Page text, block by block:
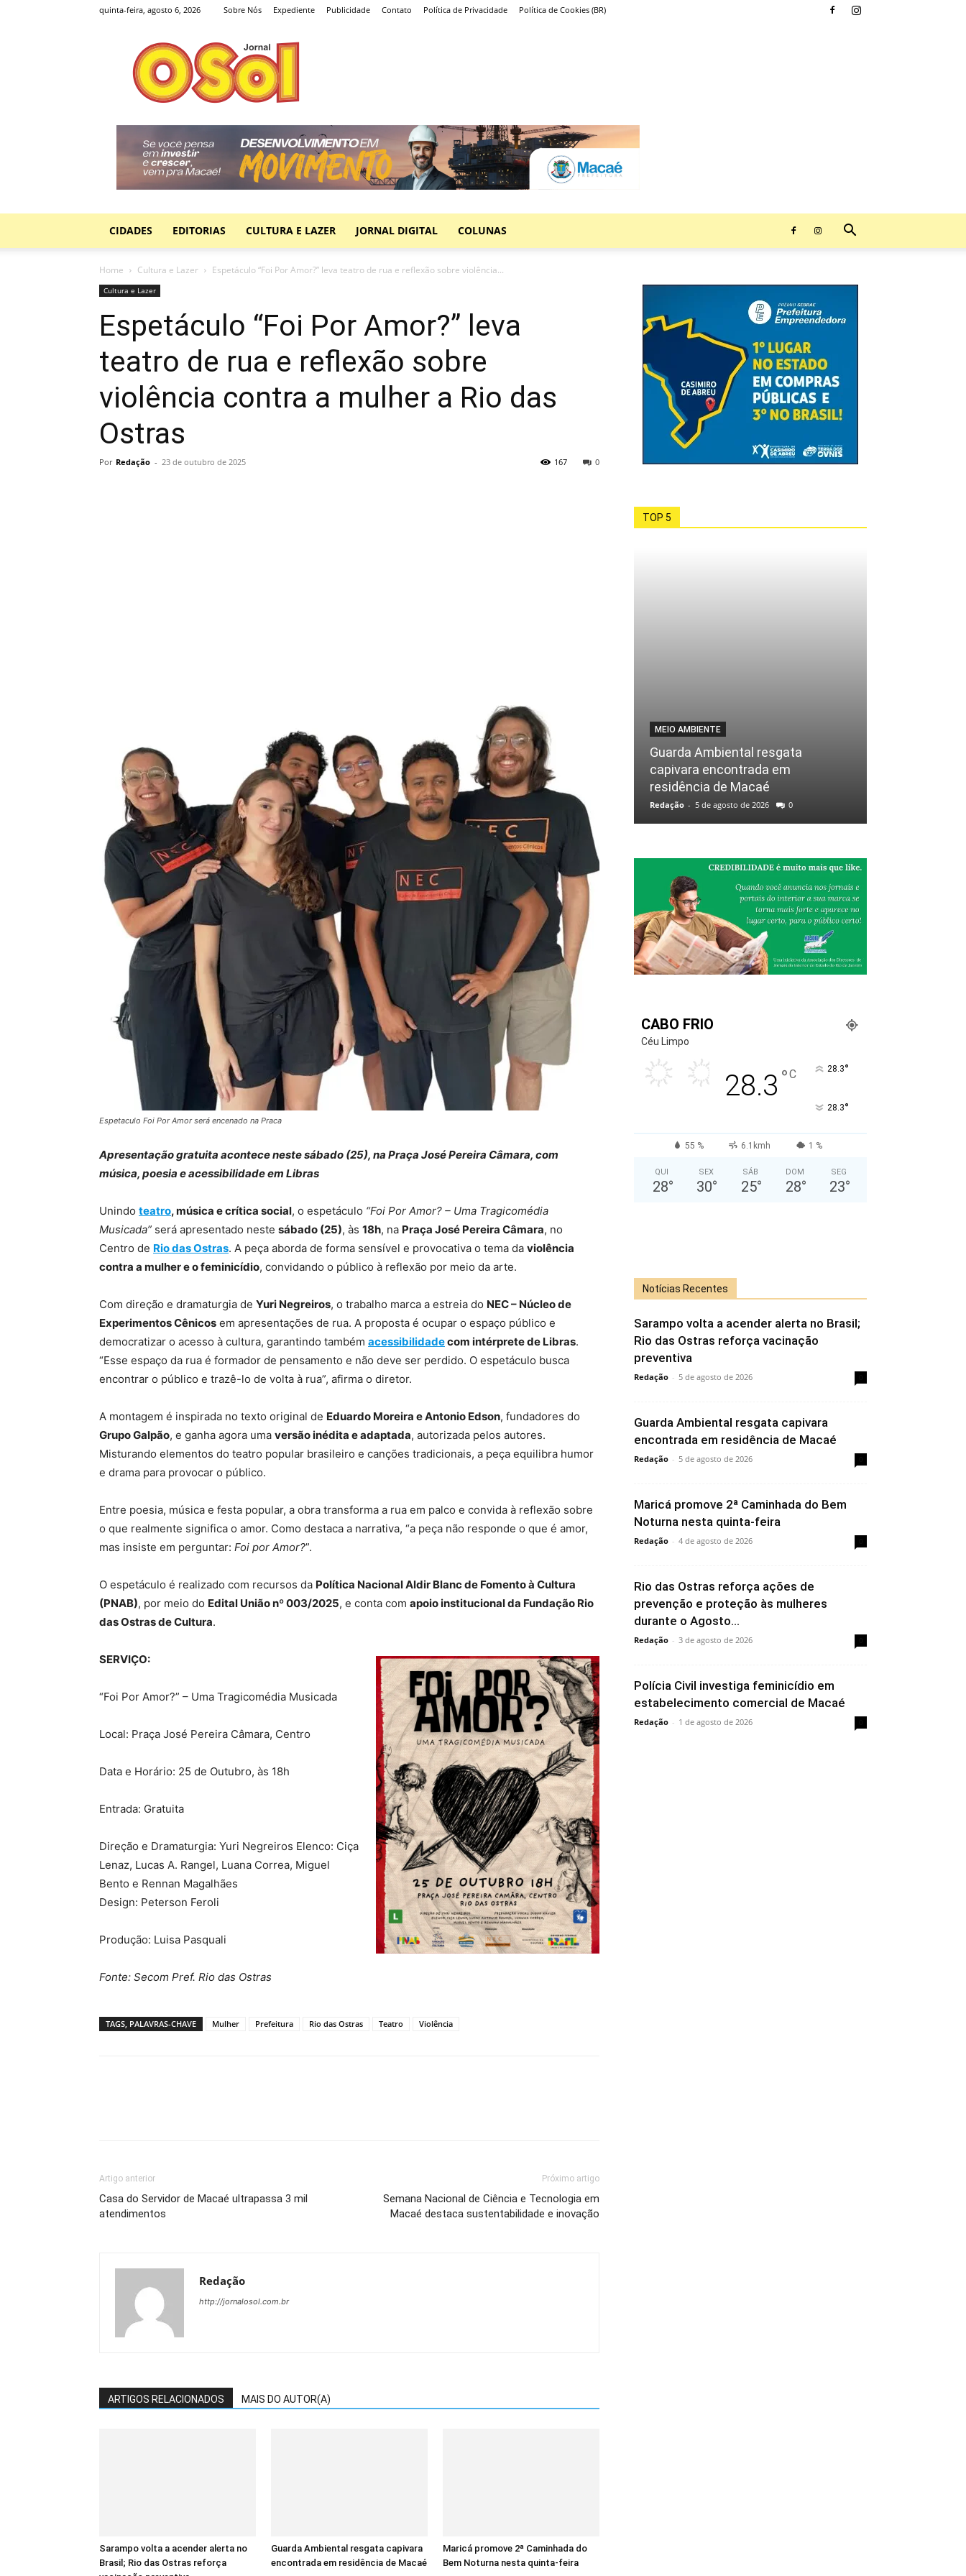
quinta-feira, agosto 6, 2026 Sobre Nós Expediente Publicidade Contato Política de Privacidade Política de Cookies (BR)
Jornal
O
Sol
CIDADES EDITORIAS CULTURA E LAZER JORNAL DIGITAL COLUNAS
Home Cultura e Lazer Espetáculo “Foi Por Amor?” leva teatro de rua e reflexão sobre violência...
Cultura e Lazer
Espetáculo “Foi Por Amor?” leva
teatro de rua e reflexão sobre
violência contra a mulher a Rio das
Ostras
Por Redação - 23 de outubro de 2025 0
167
Espetaculo Foi Por Amor será encenado na Praca
Apresentação gratuita acontece neste sábado (25), na Praça José Pereira Câmara, com
música, poesia e acessibilidade em Libras
Unindo teatro, música e crítica social, o espetáculo “Foi Por Amor? – Uma Tragicomédia
Musicada” será apresentado neste sábado (25), às 18h, na Praça José Pereira Câmara, no
Centro de Rio das Ostras. A peça aborda de forma sensível e provocativa o tema da violência
contra a mulher e o feminicídio, convidando o público à reflexão por meio da arte.
Com direção e dramaturgia de Yuri Negreiros, o trabalho marca a estreia do NEC – Núcleo de
Experimentos Cênicos em apresentações de rua. A proposta é ocupar o espaço público e
democratizar o acesso à cultura, garantindo também acessibilidadecom intérprete de Libras.
“Esse espaço da rua é formador de pensamento e não deve ser perdido. O espetáculo busca
encontrar o público e trazê-lo de volta à rua”, afirma o diretor.
A montagem é inspirada no texto original de Eduardo Moreira e Antonio Edson, fundadores do
Grupo Galpão, e ganha agora uma versão inédita e adaptada, autorizada pelos autores.
Misturando elementos do teatro popular brasileiro e canções tradicionais, a peça equilibra humor
e drama para provocar o público.
Entre poesia, música e festa popular, a obra transforma a rua em palco e convida à reflexão sobre
o que realmente significa o amor. Como destaca a narrativa, “a peça não responde o que é amor,
mas insiste em perguntar: Foi por Amor?”.
O espetáculo é realizado com recursos da Política Nacional Aldir Blanc de Fomento à Cultura
(PNAB), por meio do Edital União nº 003/2025, e conta com apoio institucional da Fundação Rio
das Ostras de Cultura.
SERVIÇO:
“Foi Por Amor?” – Uma Tragicomédia Musicada
Local: Praça José Pereira Câmara, Centro
Data e Horário: 25 de Outubro, às 18h
Entrada: Gratuita
Direção e Dramaturgia: Yuri Negreiros Elenco: Ciça
Lenaz, Lucas A. Rangel, Luana Correa, Miguel
Bento e Rennan Magalhães
Design: Peterson Feroli
Produção: Luisa Pasquali
Fonte: Secom Pref. Rio das Ostras
TAGS, PALAVRAS-CHAVE Mulher Prefeitura Rio das Ostras Teatro Violência
Artigo anterior
Casa do Servidor de Macaé ultrapassa 3 mil
atendimentos
Próximo artigo
Semana Nacional de Ciência e Tecnologia em
Macaé destaca sustentabilidade e inovação
Redação
http://jornalosol.com.br
ARTIGOS RELACIONADOS MAIS DO AUTOR(A)
Sarampo volta a acender alerta no
Brasil; Rio das Ostras reforça
Guarda Ambiental resgata capivara
encontrada em residência de Macaé
Maricá promove 2ª Caminhada do
Bem Noturna nesta quinta-feira
TOP 5
MEIO AMBIENTE
Guarda Ambiental resgata
capivara encontrada em
residência de Macaé
Redação - 5 de agosto de 2026 0
CABO FRIO
Céu Limpo
28.3 °C 28.3°
28.3°
55 % 6.1kmh 1 %
QUI
28°
SEX
30°
SÁB
25°
DOM
28°
SEG
23°
Notícias Recentes
Sarampo volta a acender alerta no Brasil;
Rio das Ostras reforça vacinação
preventiva
Redação - 5 de agosto de 2026
Guarda Ambiental resgata capivara
encontrada em residência de Macaé
Redação - 5 de agosto de 2026
Maricá promove 2ª Caminhada do Bem
Noturna nesta quinta-feira
Redação - 4 de agosto de 2026
Rio das Ostras reforça ações de
prevenção e proteção às mulheres
durante o Agosto...
Redação - 3 de agosto de 2026
Polícia Civil investiga feminicídio em
estabelecimento comercial de Macaé
Redação - 1 de agosto de 2026